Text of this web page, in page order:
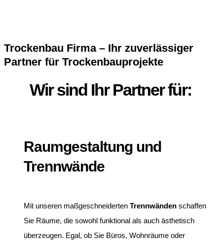
Trockenbau Firma – Ihr zuverlässiger
Partner für Trockenbauprojekte
Wir sind Ihr Partner für:
Raumgestaltung und
Trennwände
Mit unseren maßgeschneiderten Trennwänden schaffen
Sie Räume, die sowohl funktional als auch ästhetisch
überzeugen. Egal, ob Sie Büros, Wohnräume oder